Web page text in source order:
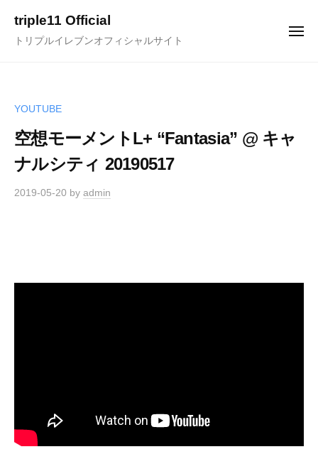
triple11 Official
トリプルイレブンオフィシャルサイト
メ
YOUTUBE
空想モーメントL+ “Fantasia” @ キャ
ナルシティ 20190517
2019-05-20 by admin